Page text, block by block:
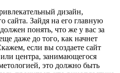
дизайн,
сайта. Зайдя на его главную
понять, что же у вас за
даже до того, как начнет
если вы создаете сайт
центра, занимающегося
это должно быть